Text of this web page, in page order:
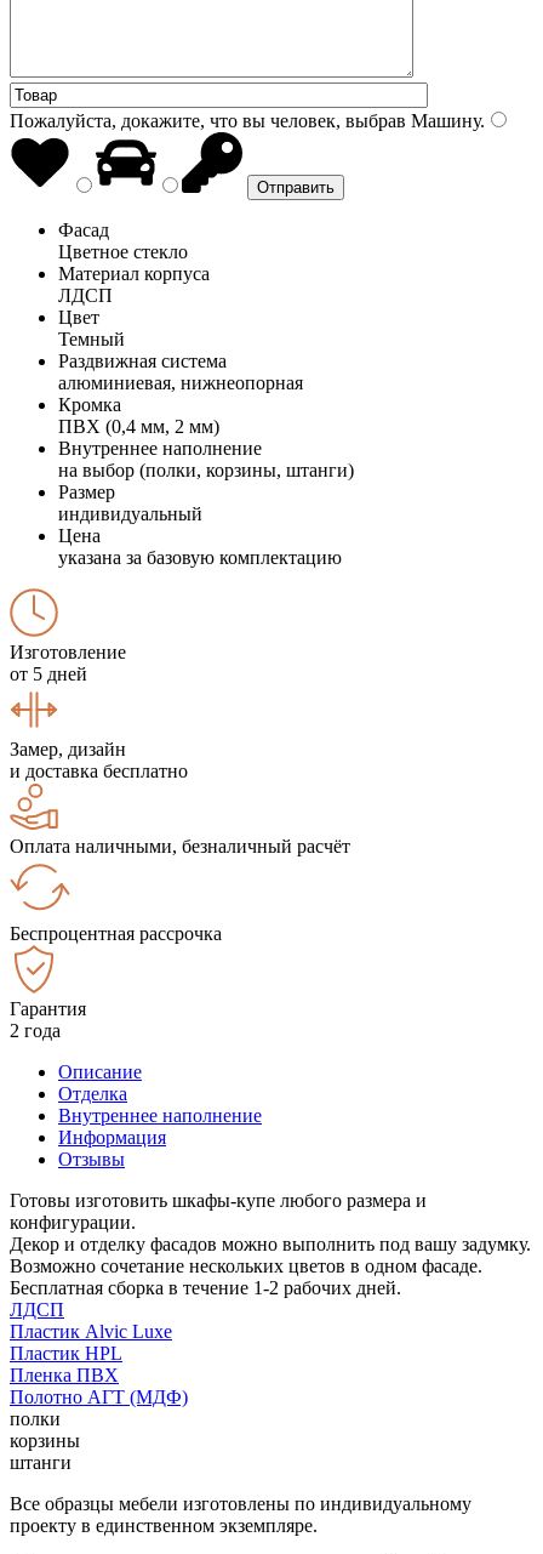
Пожалуйста, докажите, что вы человек, выбрав Машину.
Фасад
Цветное стекло
Материал корпуса
ЛДСП
Цвет
Темный
Раздвижная система
алюминиевая, нижнеопорная
Кромка
ПВХ (0,4 мм, 2 мм)
Внутреннее наполнение
на выбор (полки, корзины, штанги)
Размер
индивидуальный
Цена
указана за базовую комплектацию
Изготовление
от 5 дней
Замер, дизайн
и доставка бесплатно
Оплата наличными, безналичный расчёт
Беспроцентная рассрочка
Гарантия
2 года
Описание
Отделка
Внутреннее наполнение
Информация
Отзывы
Готовы изготовить шкафы-купе любого размера и
конфигурации.
Декор и отделку фасадов можно выполнить под вашу задумку.
Возможно сочетание нескольких цветов в одном фасаде.
Бесплатная сборка в течение 1-2 рабочих дней.
ЛДСП
Пластик Alvic Luxe
Пластик HPL
Пленка ПВХ
Полотно АГТ (МДФ)
полки
корзины
штанги
Все образцы мебели изготовлены по индивидуальному
проекту в единственном экземпляре.